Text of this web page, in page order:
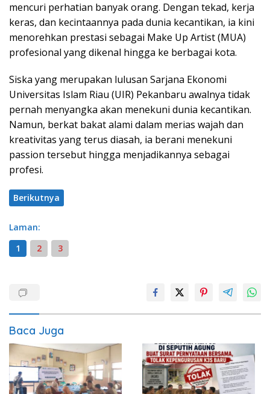
mencuri perhatian banyak orang. Dengan tekad, kerja
keras, dan kecintaannya pada dunia kecantikan, ia kini
menorehkan prestasi sebagai Make Up Artist (MUA)
profesional yang dikenal hingga ke berbagai kota.
Siska yang merupakan lulusan Sarjana Ekonomi
Universitas Islam Riau (UIR) Pekanbaru awalnya tidak
pernah menyangka akan menekuni dunia kecantikan.
Namun, berkat bakat alami dalam merias wajah dan
kreativitas yang terus diasah, ia berani menekuni
passion tersebut hingga menjadikannya sebagai
profesi.
Berikutnya
Laman:
1
2 3
Baca Juga